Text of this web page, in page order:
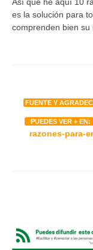
es la solución para
comprenden bien su
FUENTE Y
PUEDES VER + EN:
razones-para-